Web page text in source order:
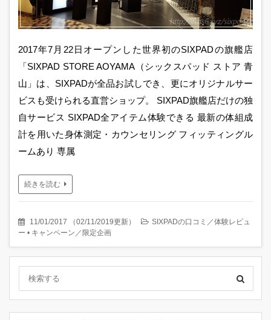
2017年7月22日オープンした世界初のSIXPADの旗艦店
「SIXPAD STORE AOYAMA（シックスパッド ストア 青
山」は、SIXPADが全品お試しでき、更にオリジナルサー
ビスも受けられる直営ショップ。 SIXPAD旗艦店だけの独
自サービス SIXPAD全アイテム体験できる 最新の体組成
計を用いた身体測定・カウンセリング フィッティングル
ームあり 専属
続きを読む
11/01/2017 （02/11/2019更新）
SIXPADの口コミ／体験レビュ
ー • キャンペーン／限定企画